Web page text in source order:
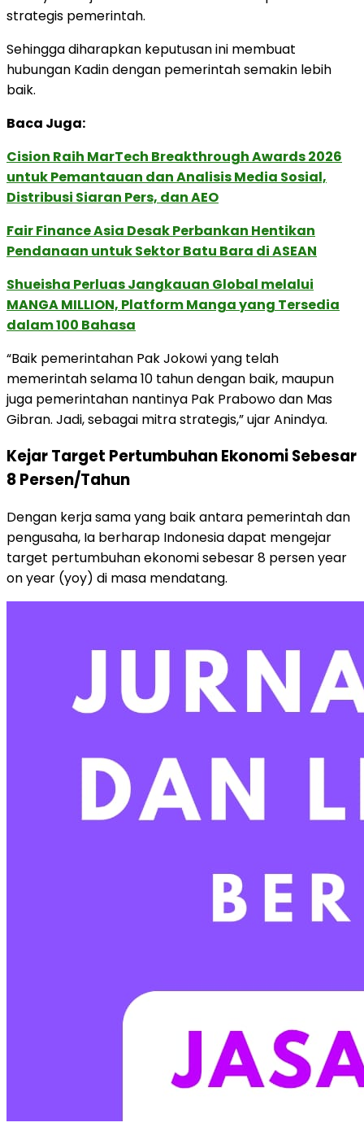
strategis pemerintah.
Sehingga diharapkan keputusan ini membuat
hubungan Kadin dengan pemerintah semakin lebih
baik.
Baca Juga:
Cision Raih MarTech Breakthrough Awards 2026
untuk Pemantauan dan Analisis Media Sosial,
Distribusi Siaran Pers, dan AEO
Fair Finance Asia Desak Perbankan Hentikan
Pendanaan untuk Sektor Batu Bara di ASEAN
Shueisha Perluas Jangkauan Global melalui
MANGA MILLION, Platform Manga yang Tersedia
dalam 100 Bahasa
“Baik pemerintahan Pak Jokowi yang telah
memerintah selama 10 tahun dengan baik, maupun
juga pemerintahan nantinya Pak Prabowo dan Mas
Gibran. Jadi, sebagai mitra strategis,” ujar Anindya.
Kejar Target Pertumbuhan Ekonomi Sebesar
8 Persen/Tahun
Dengan kerja sama yang baik antara pemerintah dan
pengusaha, Ia berharap Indonesia dapat mengejar
target pertumbuhan ekonomi sebesar 8 persen year
on year (yoy) di masa mendatang.